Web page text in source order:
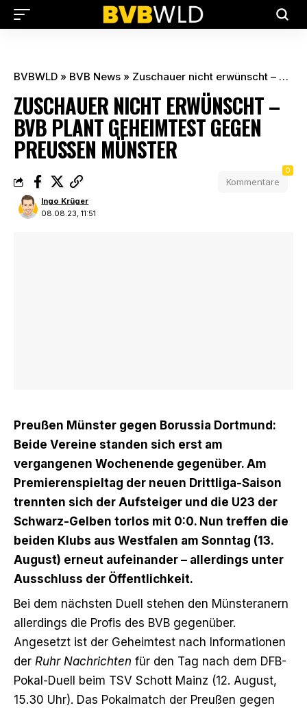
BVBWLD » BVB News » Zuschauer nicht erwünscht – BVB plant Geheimtest gegen Preußen Münster
ZUSCHAUER NICHT ERWÜNSCHT –
BVB PLANT GEHEIMTEST GEGEN
PREUSSEN MÜNSTER
08.08.23, 11:51
Ingo Krüger
Kommentare
0
Preußen Münster gegen Borussia Dortmund:
Beide Vereine standen sich erst am
vergangenen Wochenende gegenüber. Am
Premierenspieltag der neuen Drittliga-Saison
trennten sich der Aufsteiger und die U23 der
Schwarz-Gelben torlos mit 0:0. Nun treffen die
beiden Klubs aus Westfalen am Sonntag (13.
August) erneut aufeinander – allerdings unter
Ausschluss der Öffentlichkeit.
Bei dem nächsten Duell stehen den Münsteranern
allerdings die Profis des BVB gegenüber.
Angesetzt ist der Geheimtest nach Informationen
der Ruhr Nachrichten für den Tag nach dem DFB-
Pokal-Duell beim TSV Schott Mainz (12. August,
15.30 Uhr). Das Pokalmatch der Preußen gegen